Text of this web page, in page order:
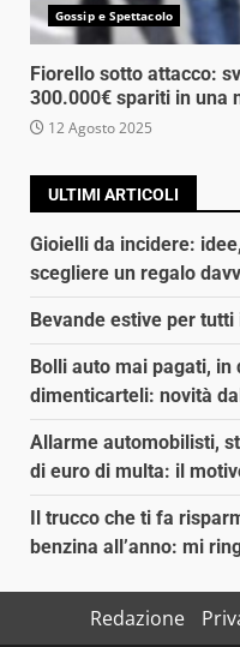
Gossip e Spettacolo
Fiorello sotto attacco:
300.000€ spariti in una
12 Agosto 2025
ULTIMI ARTICOLI
Gioielli da incidere:
scegliere un regalo
Bevande estive per
Bolli auto mai pagati, in
dimenticarteli: novità
Allarme automobilisti,
di euro di multa: il
Il trucco che ti fa
benzina all’anno: mi
Redazione